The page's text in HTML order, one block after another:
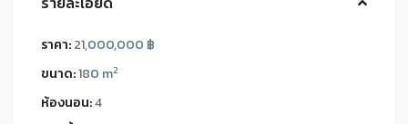
ราคา:21,000,000 ฿
ขนาด:180 m2
ห้องนอน:4